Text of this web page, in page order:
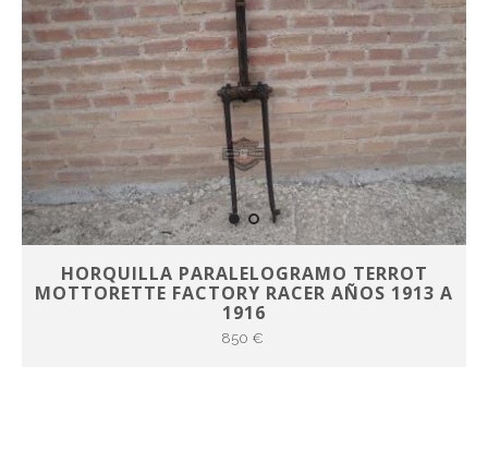
HORQUILLA PARALELOGRAMO TERROT
MOTTORETTE FACTORY RACER AÑOS 1913 A
1916
850 €